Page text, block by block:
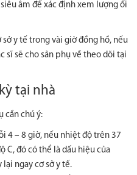
âm để xác định xem lượng ối
y tế trong vài giờ đồng hồ, nếu
sĩ sẽ cho sản phụ về theo dõi tại
tại nhà
cần chú ý:
4 – 8 giờ, nếu nhiệt độ trên 37
C, đó có thể là dấu hiệu của
ngay cơ sở y tế.